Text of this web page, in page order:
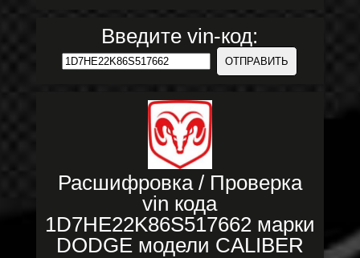
Введите vin-код:
Расшифровка / Проверка
vin кода
1D7HE22K86S517662 марки
DODGE модели CALIBER